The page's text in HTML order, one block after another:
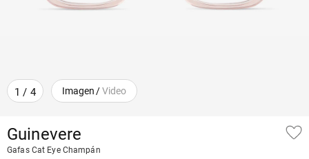
1 / 4 Imagen /Video
Guinevere
Gafas Cat Eye Champán